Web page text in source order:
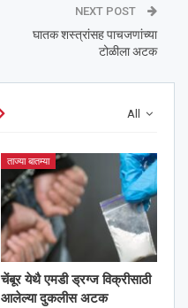
NEXT POST
घातक शस्त्रांसह पाचजणांच्या
टोळीला अटक
All
ताज्या बातम्या
चेंबूर येथै एमडी ड्रग्ज विक्रीसाठी
आलेल्या दुकलीस अटक